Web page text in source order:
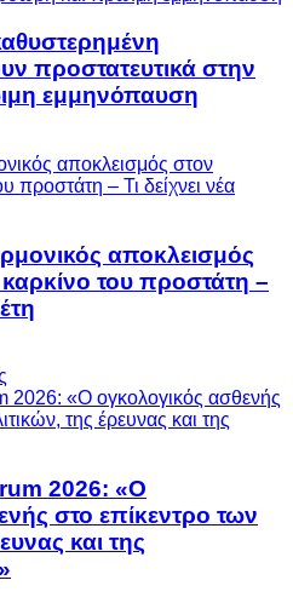
προστατευτικά στην
εμμηνόπαυση
αποκλεισμός
καρκίνο του προστάτη –
2026: «Ο
στο επίκεντρο των
και της